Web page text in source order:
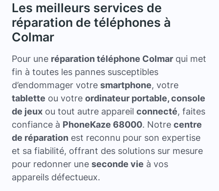
Les meilleurs services de
réparation de téléphones à
Colmar
Pour une réparation téléphone Colmar qui met
fin à toutes les pannes susceptibles
d’endommager votre smartphone, votre
tablette ou votre ordinateur portable, console
de jeux ou tout autre appareil connecté, faites
confiance à PhoneKaze 68000. Notre centre
de réparation est reconnu pour son expertise
et sa fiabilité, offrant des solutions sur mesure
pour redonner une seconde vie à vos
appareils défectueux.